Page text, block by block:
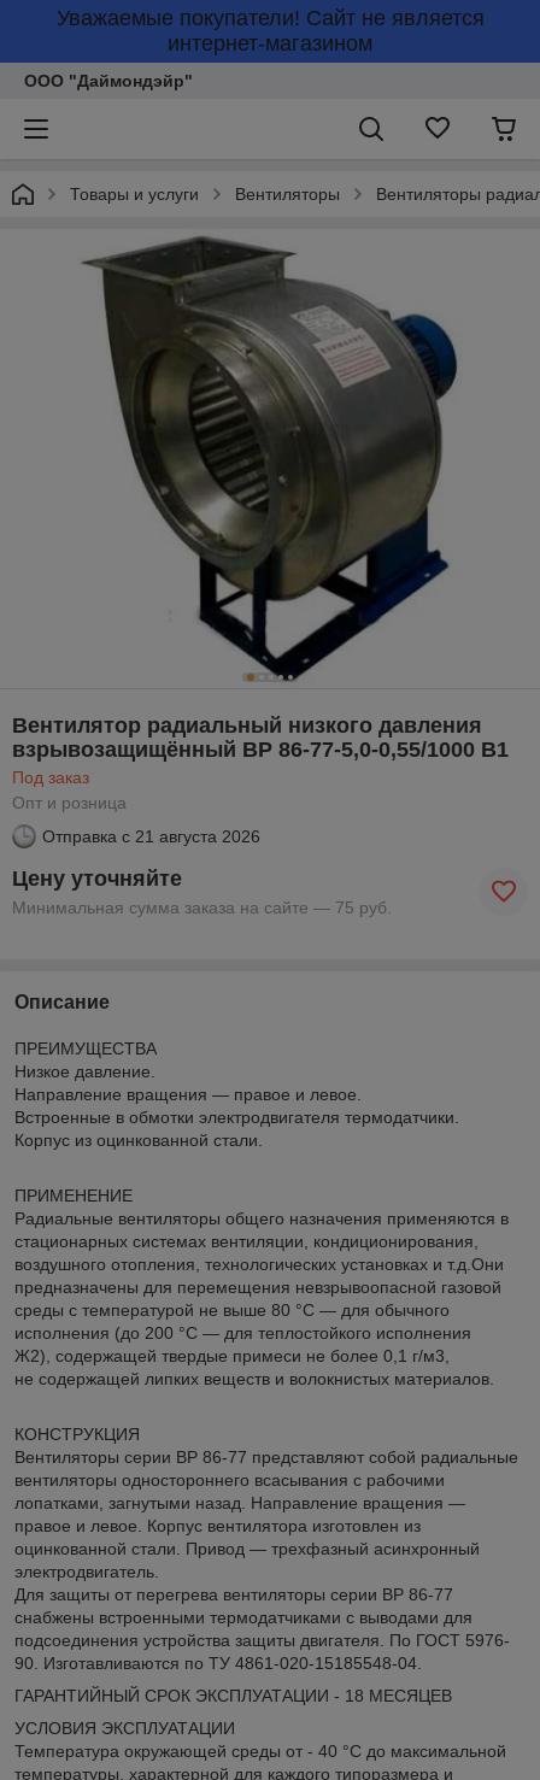
Уважаемые покупатели! Сайт не является
интернет-магазином
ООО "Даймондэйр"
Товары и услуги Вентиляторы Вентиляторы
Вентилятор радиальный низкого давления
взрывозащищённый ВР 86-77-5,0-0,55/1000 В1
Под заказ
Опт и розница
Отправка с 21 августа 2026
Цену уточняйте
Минимальная сумма заказа на сайте — 75 руб.
Описание
ПРЕИМУЩЕСТВА
Низкое давление.
Направление вращения — правое и левое.
Встроенные в обмотки электродвигателя термодатчики.
Корпус из оцинкованной стали.
ПРИМЕНЕНИЕ
Радиальные вентиляторы общего назначения применяются в
стационарных системах вентиляции, кондиционирования,
воздушного отопления, технологических установках и т.д.Они
предназначены для перемещения невзрывоопасной газовой
среды с температурой не выше 80 °С — для обычного
исполнения (до 200 °С — для теплостойкого исполнения
Ж2), содержащей твердые примеси не более 0,1 г/м3,
не содержащей липких веществ и волокнистых материалов.
КОНСТРУКЦИЯ
Вентиляторы серии ВР 86-77 представляют собой радиальные
вентиляторы одностороннего всасывания с рабочими
лопатками, загнутыми назад. Направление вращения —
правое и левое. Корпус вентилятора изготовлен из
оцинкованной стали. Привод — трехфазный асинхронный
электродвигатель.
Для защиты от перегрева вентиляторы серии ВР 86-77
снабжены встроенными термодатчиками с выводами для
подсоединения устройства защиты двигателя. По ГОСТ 5976-
90. Изготавливаются по ТУ 4861-020-15185548-04.
ГАРАНТИЙНЫЙ СРОК ЭКСПЛУАТАЦИИ - 18 МЕСЯЦЕВ
УСЛОВИЯ ЭКСПЛУАТАЦИИ
Температура окружающей среды от - 40 °С до максимальной
температуры, характерной для каждого типоразмера и